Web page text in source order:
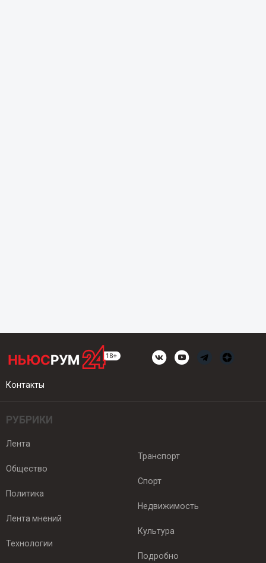
Контакты
РУБРИКИ
Лента
Общество
Политика
Лента мнений
Технологии
Транспорт
Спорт
Недвижимость
Культура
Подробно